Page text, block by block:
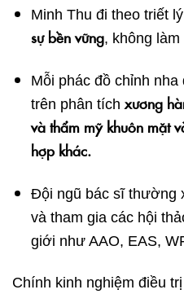
Minh Thu đi theo triết
sự bền vững, không làm
Mỗi phác đồ chỉnh
trên phân tích xương
và thẩm mỹ khuôn mặt
hợp khác.
Đội ngũ bác sĩ thường
và tham gia các hội
giới như AAO, EAS,
Chính kinh nghiệm điều